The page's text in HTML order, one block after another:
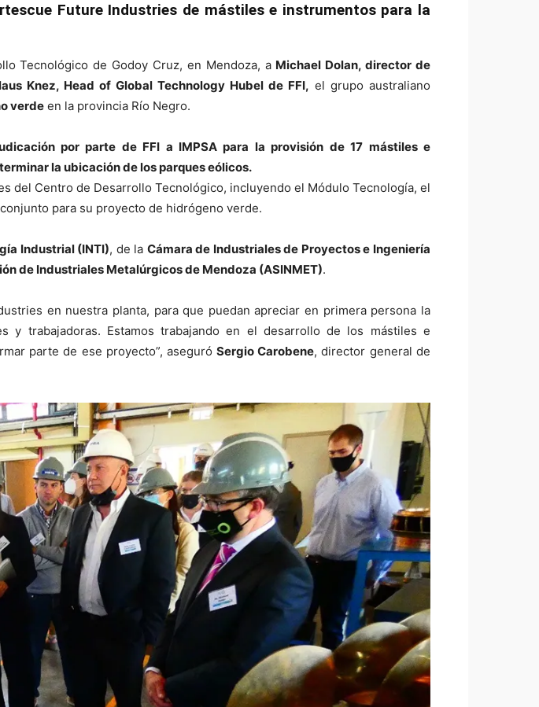
Future Industries de mástiles e instrumentos para la
Tecnológico de Godoy Cruz, en Mendoza, a Michael Dolan, director de
Knez, Head of Global Technology Hubel de FFI, el grupo australiano
verde en la provincia Río Negro.
por parte de FFI a IMPSA para la provisión de 17 mástiles e
la ubicación de los parques eólicos.
del Centro de Desarrollo Tecnológico, incluyendo el Módulo Tecnología, el
para su proyecto de hidrógeno verde.
Industrial (INTI), de la Cámara de Industriales de Proyectos e Ingeniería
de Industriales Metalúrgicos de Mendoza (ASINMET).
en nuestra planta, para que puedan apreciar en primera persona la
y trabajadoras. Estamos trabajando en el desarrollo de los mástiles e
parte de ese proyecto”, aseguró Sergio Carobene, director general de